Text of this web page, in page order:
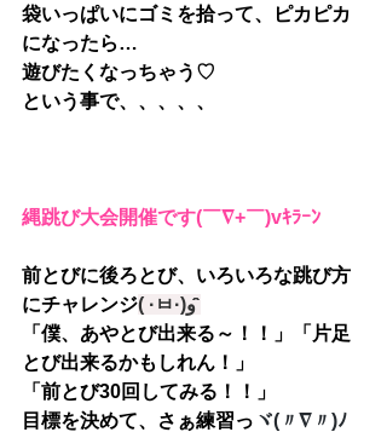
袋いっぱいにゴミを拾って、ピカピカ
になったら…
遊びたくなっちゃう♡
という事で、、、、、
縄跳び大会開催です(￣∇+￣)vｷﾗｰﾝ
前とびに後ろとび、いろいろな跳び方
にチャレンジ
( ·ㅂ·)و ̑̑
「僕、あやとび出来る～！！」「片足
とび出来るかもしれん！」
「前とび30回してみる！！」
目標を決めて、さぁ練習っ ヾ(〃∇〃)ﾉ